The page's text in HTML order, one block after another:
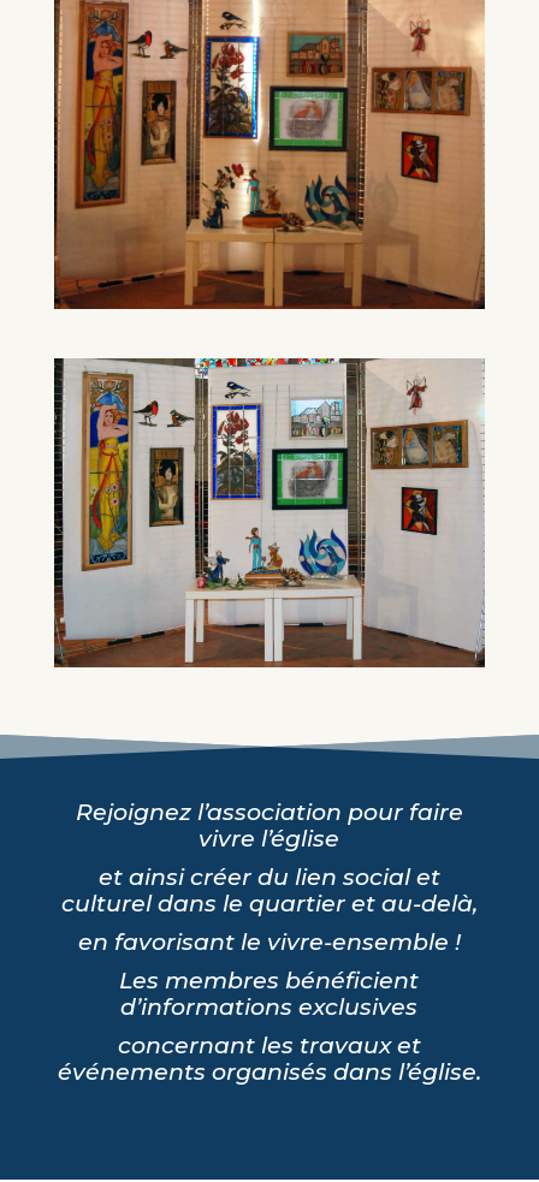
Rejoignez l’association pour faire
vivre l’église
et ainsi créer du lien social et
culturel dans le quartier et au-delà,
en favorisant le vivre-ensemble !
Les membres bénéficient
d’informations exclusives
concernant les travaux et
événements organisés dans l’église.